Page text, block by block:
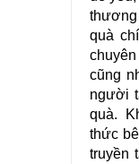
quà
cũng
người
quà.
thức
truyền